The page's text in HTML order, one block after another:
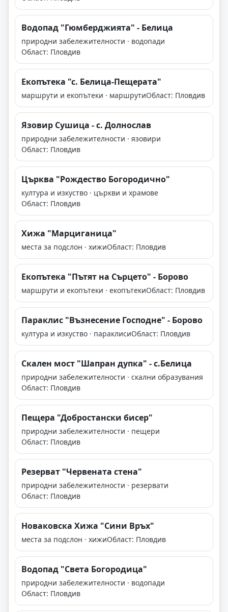
Водопад "Гюмберджията" - Белица
природни забележителности · водопади
Област: Пловдив
Екопътека "с. Белица-Пещерата"
маршрути и екопътеки · маршрутиОбласт: Пловдив
Язовир Сушица - с. Долнослав
природни забележителности · язовири
Област: Пловдив
Църква "Рождество Богородично"
култура и изкуство · църкви и храмове
Област: Пловдив
Хижа "Марциганица"
места за подслон · хижиОбласт: Пловдив
Екопътека "Пътят на Сърцето" - Борово
маршрути и екопътеки · екопътекиОбласт: Пловдив
Параклис "Възнесение Господне" - Борово
култура и изкуство · параклисиОбласт: Пловдив
Скален мост "Шапран дупка" - с.Белица
природни забележителности · скални образувания
Област: Пловдив
Пещера "Добростански бисер"
природни забележителности · пещери
Област: Пловдив
Резерват "Червената стена"
природни забележителности · резервати
Област: Пловдив
Новаковска Хижа "Сини Връх"
места за подслон · хижиОбласт: Пловдив
Водопад "Света Богородица"
природни забележителности · водопади
Област: Пловдив